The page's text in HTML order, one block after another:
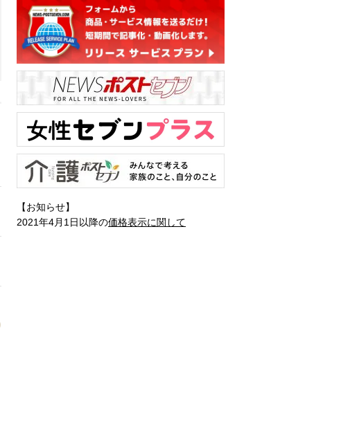
【お知らせ】
2021年4月1日以降の価格表示に関して